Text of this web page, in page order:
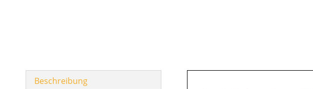
Beschreibung